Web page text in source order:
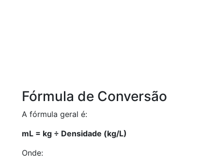
Fórmula de Conversão
A fórmula geral é:
mL = kg ÷ Densidade (kg/L)
Onde: